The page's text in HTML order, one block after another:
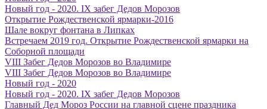
Новый год - 2020. IX забег Дедов Морозов
Открытие Рождественской ярмарки-2016
Шале вокруг фонтана в Липках
Встречаем 2019 год. Открытие Рождественской ярмарки на
Соборной площади
VIII Забег Дедов Морозов во Владимире
VIII Забег Дедов Морозов во Владимире
Новый год - 2020
Новый год - 2020. IX забег Дедов Морозов
Главный Дед Мороз России на главной сцене праздника